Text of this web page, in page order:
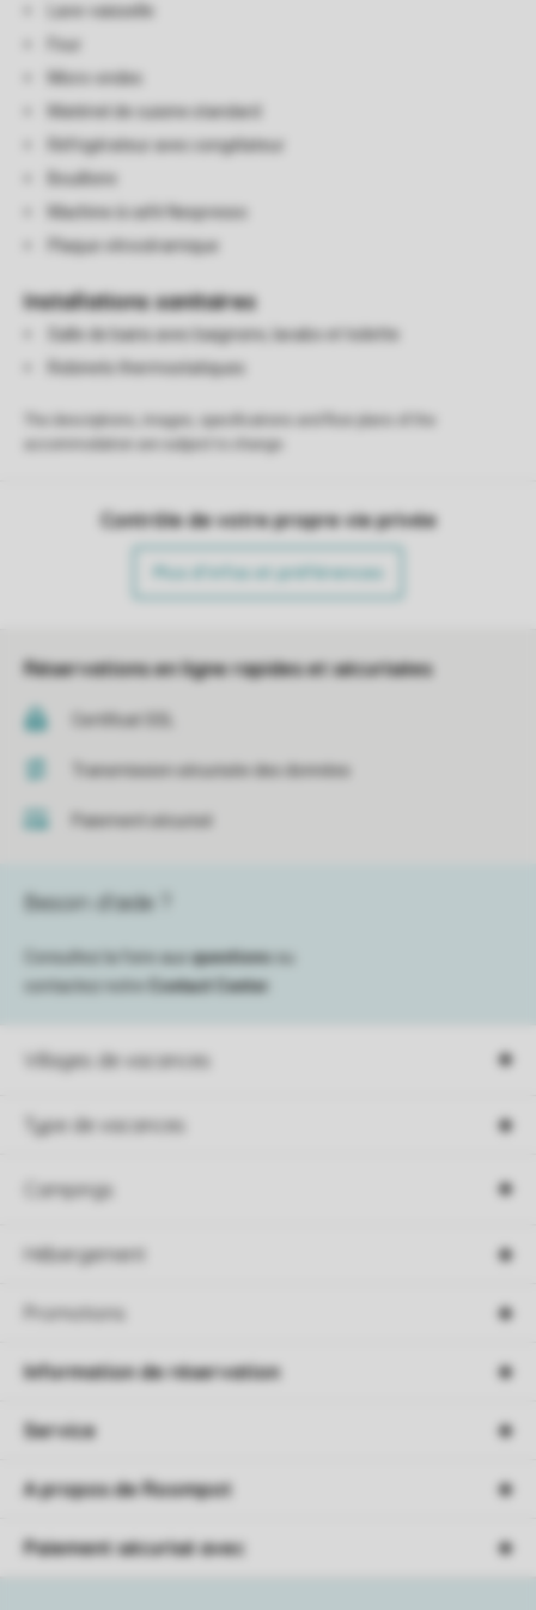
Lave-vaisselle
Four
Micro-ondes
Matériel de cuisine standard
Réfrigérateur avec congélateur
Bouilloire
Machine à café Nespresso
Plaque vitrocéramique
Installations sanitaires
Salle de bains avec baignoire, lavabo et toilette
Robinets thermostatiques
Contrôle de votre propre vie privée
Plus d’infos et préférences
Réservations en ligne rapides et sécurisées
Certificat SSL
Transmission sécurisée des données
Paiement sécurisé
Villages de vacances
Type de vacances
Campings
Hébergement
Promotions
Besoin d’aide ?
Consultez la foire aux questions
contactez notre
Contact Center
Information de réservation
Service
A propos de Roompot
Paiement sécurisé avec